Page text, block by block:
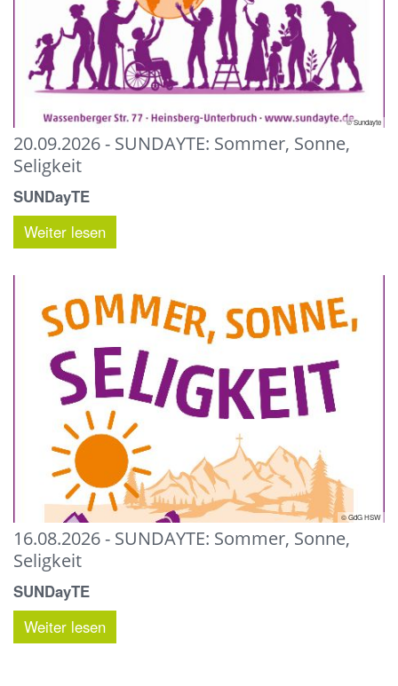
© Sundayte
20.09.2026 - SUNDAYTE: Sommer, Sonne,
Seligkeit
SUNDayTE
Weiter lesen
© GdG HSW
16.08.2026 - SUNDAYTE: Sommer, Sonne,
Seligkeit
SUNDayTE
Weiter lesen